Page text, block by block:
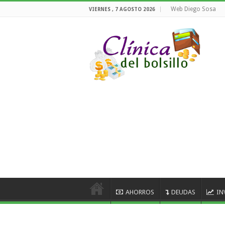
VIERNES , 7 AGOSTO 2026 Web Diego Sosa
AHORROS DEUDAS